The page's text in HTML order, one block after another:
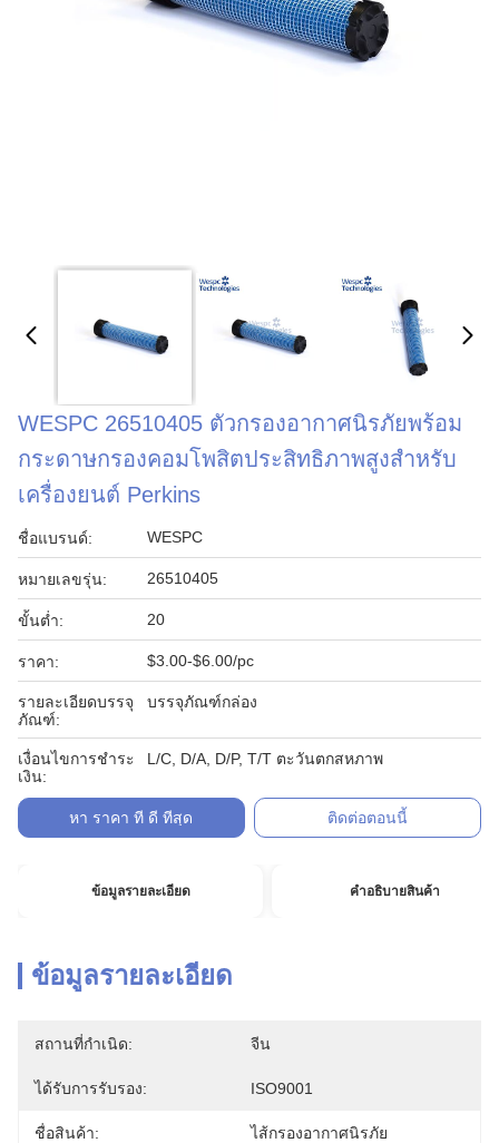
WESPC 26510405 ตัวกรองอากาศนิรภัยพร้อม
กระดาษกรองคอมโพสิตประสิทธิภาพสูงสำหรับ
เครื่องยนต์ Perkins
ชื่อแบรนด์: WESPC
หมายเลขรุ่น: 26510405
ขั้นต่ำ: 20
ราคา: $3.00-$6.00/pc
รายละเอียดบรรจุ
ภัณฑ์:
บรรจุภัณฑ์กล่อง
เงื่อนไขการชำระ
เงิน:
L/C, D/A, D/P, T/T ตะวันตกสหภาพ
หา ราคา ที่ ดี ที่สุด ติดต่อตอนนี้
ข้อมูลรายละเอียด คําอธิบายสินค้า
ข้อมูลรายละเอียด
สถานที่กำเนิด: จีน
ได้รับการรับรอง: ISO9001
ชื่อสินค้า: ไส้กรองอากาศนิรภัย